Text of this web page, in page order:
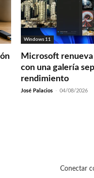
Windows 11
Microsoft
con una galería
rendimiento
José Palacios - 04/08/2026
Conectar